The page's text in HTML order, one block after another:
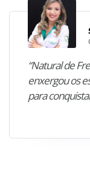
“Natural de
enxergou os
para